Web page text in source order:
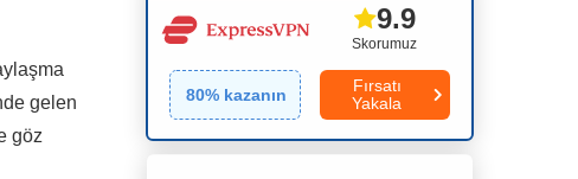
gelen
göz
Skorumuz
9.9
80% kazanın
Fırsatı
Yakala